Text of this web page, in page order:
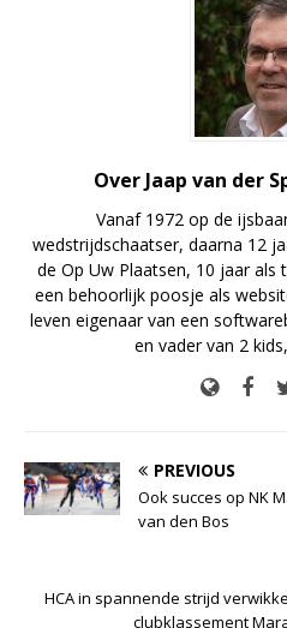
Over Jaap van der
Vanaf 1972 op de
wedstrijdschaatser, daarna 12
de Op Uw Plaatsen, 10 jaar als
een behoorlijk poosje als
leven eigenaar van een
en vader van 2
PREVIOUS
Ook succes op NK
van den Bos
HCA in spannende strijd
clubklassement